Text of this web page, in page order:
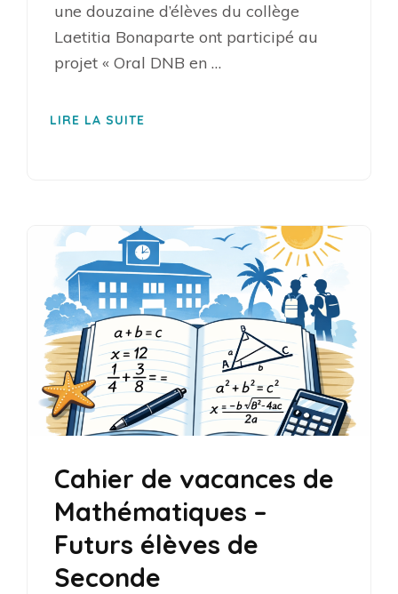
une douzaine d’élèves du collège
Laetitia Bonaparte ont participé au
projet « Oral DNB en …
LIRE LA SUITE
Cahier de vacances de
Mathématiques –
Futurs élèves de
Seconde